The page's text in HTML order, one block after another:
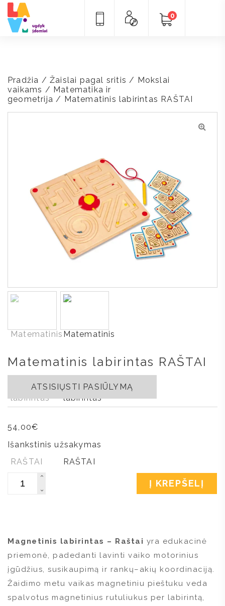
0
Pradžia /Žaislai pagal sritis / Mokslai
vaikams / Matematika ir
geometrija / Matematinis labirintas RAŠTAI
Matematinis labirintas RAŠTAI
ATSISIŲSTI PASIŪLYMĄ
54,00€
Išankstinis užsakymas
Į KREPŠELĮ
Magnetinis labirintas – Raštai yra edukacinė
priemonė, padedanti lavinti vaiko motorinius
įgūdžius, susikaupimą ir rankų–akių koordinaciją.
Žaidimo metu vaikas magnetiniu pieštuku veda
spalvotus magnetinius rutuliukus per labirintą,